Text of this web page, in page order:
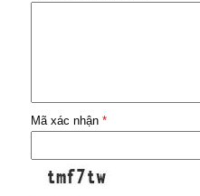
Mã xác nhận *